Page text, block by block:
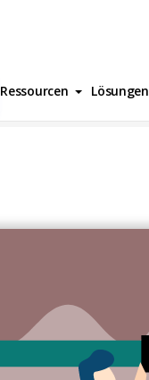
Ressourcen Lösungen